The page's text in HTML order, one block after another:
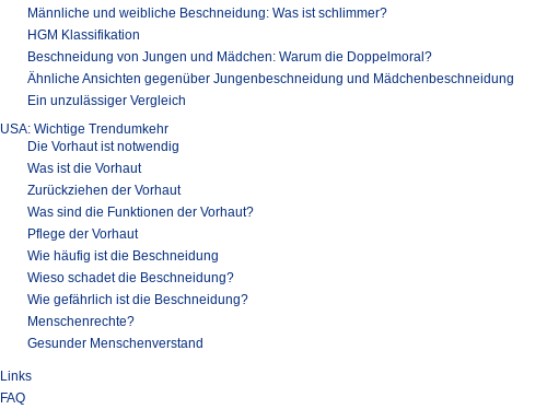
Männliche und weibliche Beschneidung: Was ist schlimmer?
HGM Klassifikation
Beschneidung von Jungen und Mädchen: Warum die Doppelmoral?
Ähnliche Ansichten gegenüber Jungenbeschneidung und Mädchenbeschneidung
Ein unzulässiger Vergleich
USA: Wichtige Trendumkehr
Die Vorhaut ist notwendig
Was ist die Vorhaut
Zurückziehen der Vorhaut
Was sind die Funktionen der Vorhaut?
Pflege der Vorhaut
Wie häufig ist die Beschneidung
Wieso schadet die Beschneidung?
Wie gefährlich ist die Beschneidung?
Menschenrechte?
Gesunder Menschenverstand
Links
FAQ